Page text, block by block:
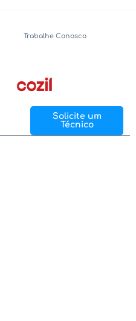
Trabalhe Conosco
Solicite um
Técnico